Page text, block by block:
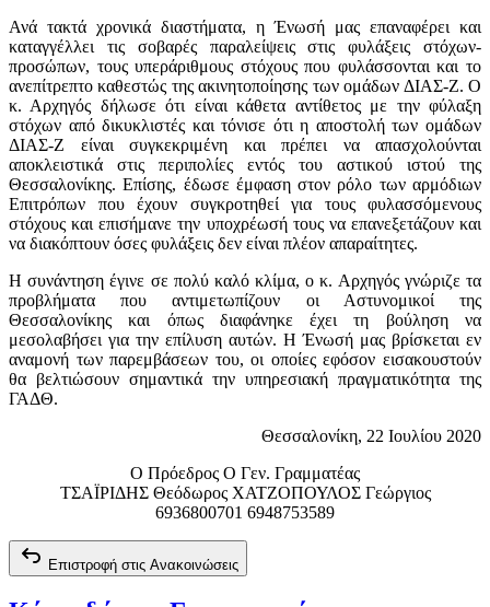
Ανά τακτά χρονικά διαστήματα, η Ένωσή μας επαναφέρει και
καταγγέλλει τις σοβαρές παραλείψεις στις φυλάξεις στόχων-
προσώπων, τους υπεράριθμους στόχους που φυλάσσονται και το
ανεπίτρεπτο καθεστώς της ακινητοποίησης των ομάδων ΔΙΑΣ-Ζ. Ο
κ. Αρχηγός δήλωσε ότι είναι κάθετα αντίθετος με την φύλαξη
στόχων από δικυκλιστές και τόνισε ότι η αποστολή των ομάδων
ΔΙΑΣ-Ζ είναι συγκεκριμένη και πρέπει να απασχολούνται
αποκλειστικά στις περιπολίες εντός του αστικού ιστού της
Θεσσαλονίκης. Επίσης, έδωσε έμφαση στον ρόλο των αρμόδιων
Επιτρόπων που έχουν συγκροτηθεί για τους φυλασσόμενους
στόχους και επισήμανε την υποχρέωσή τους να επανεξετάζουν και
να διακόπτουν όσες φυλάξεις δεν είναι πλέον απαραίτητες.
Η συνάντηση έγινε σε πολύ καλό κλίμα, ο κ. Αρχηγός γνώριζε τα
προβλήματα που αντιμετωπίζουν οι Αστυνομικοί της
Θεσσαλονίκης και όπως διαφάνηκε έχει τη βούληση να
μεσολαβήσει για την επίλυση αυτών. Η Ένωσή μας βρίσκεται εν
αναμονή των παρεμβάσεων του, οι οποίες εφόσον εισακουστούν
θα βελτιώσουν σημαντικά την υπηρεσιακή πραγματικότητα της
ΓΑΔΘ.
Θεσσαλονίκη, 22 Ιουλίου 2020
Ο Πρόεδρος Ο Γεν. Γραμματέας
ΤΣΑΪΡΙΔΗΣ Θεόδωρος ΧΑΤΖΟΠΟΥΛΟΣ Γεώργιος
6936800701 6948753589
Επιστροφή στις Ανακοινώσεις